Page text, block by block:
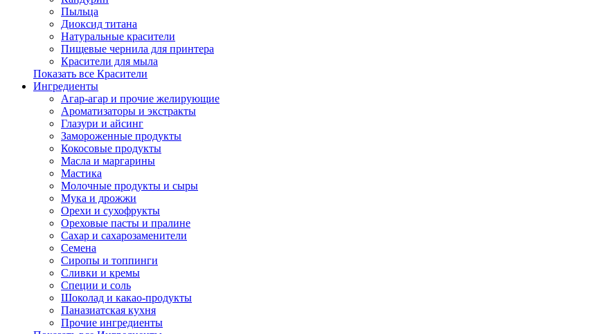
Пыльца
Диоксид титана
Натуральные красители
Пищевые чернила для принтера
Красители для мыла
Показать все Красители
Ингредиенты
Агар-агар и прочие желирующие
Ароматизаторы и экстракты
Глазури и айсинг
Замороженные продукты
Кокосовые продукты
Масла и маргарины
Мастика
Молочные продукты и сыры
Мука и дрожжи
Орехи и сухофрукты
Ореховые пасты и пралине
Сахар и сахарозаменители
Семена
Сиропы и топпинги
Сливки и кремы
Специи и соль
Шоколад и какао-продукты
Паназиатская кухня
Прочие ингредиенты